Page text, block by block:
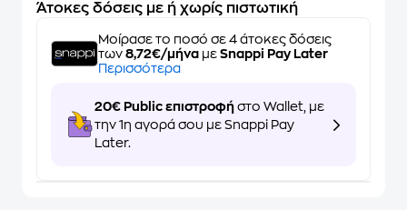
Άτοκες δόσεις με ή χωρίς πιστωτική
Μοίρασε το ποσό σε 4 άτοκες δόσεις
των 8,72€/μήνα με Snappi Pay Later
Περισσότερα
20€ Public επιστροφή στο Wallet, με
την 1η αγορά σου με Snappi Pay
Later.